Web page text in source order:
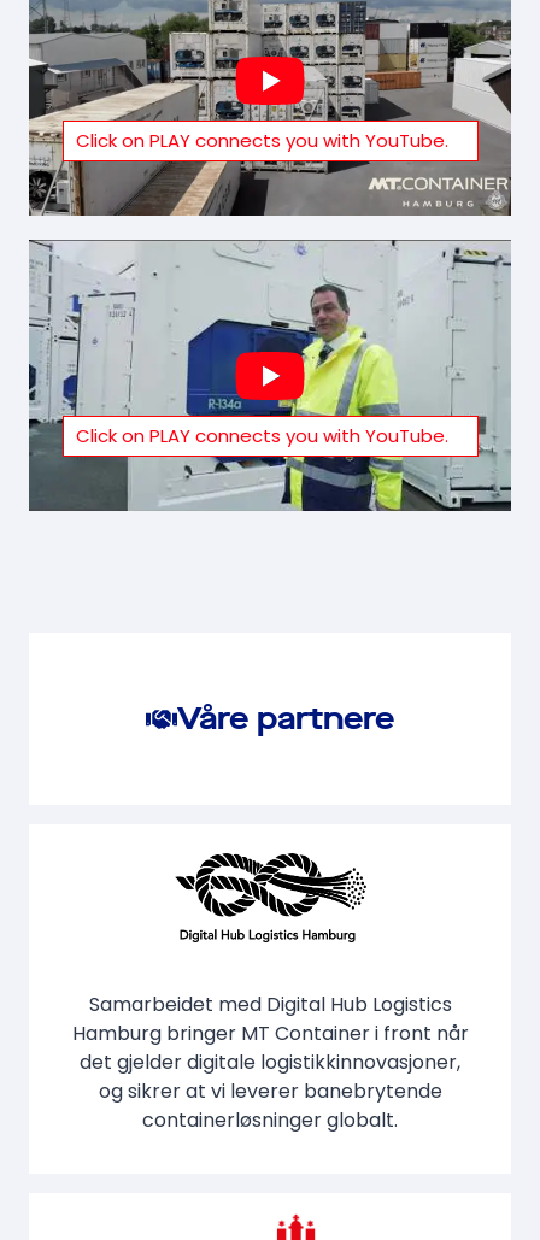
Våre partnere
Samarbeidet med Digital Hub Logistics
Hamburg bringer MT Container i front når
det gjelder digitale logistikkinnovasjoner,
og sikrer at vi leverer banebrytende
containerløsninger globalt.